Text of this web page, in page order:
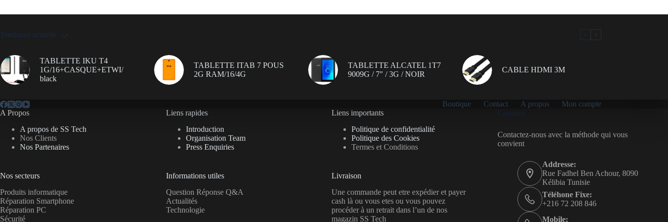
Tendance actuelle
TABLETTE IKU T4
1G/16+CASQUE+ETWI/
black
TABLETTE ITAB 7 POUS
2G RAM/16/4G
TABLETTE ALCATEL 1T7
9009G / 7″ / 3G / NOIR
CABLE HDMI 3M
Boutique Contact A propos
Mon compte
A Propos
A propos de SS Tech
Nos Clients
Nos Partenaires
Nos secteurs
Produits informatique
Réparation Smartphone
Réparation PC
Sécurité
Liens rapides
Introduction
Organisation Team
Press Enquiries
Informations utiles
Question Réponse Q&A
Actualités
Technologie
Liens importants
Politique de confidentialité
Politique des Cookies
Termes et Conditions
Livraison
Une commande peut etre expédier et payer
cash là ou vous etes ou vous pouvez
procéder à un retrait dans l’un de nos
magazin SS Tech
Contact
Contactez-nous avec la méthode qui vous
convient
Addresse:
Rue Fadhel Ben Achour, 8090
Kélibia Tunisie
Téléhone Fixe:
+216 72 208 846
Mobile: